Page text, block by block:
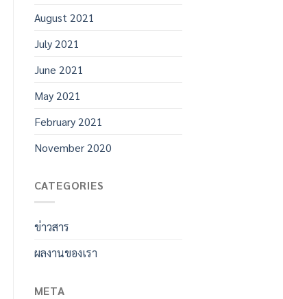
August 2021
July 2021
June 2021
May 2021
February 2021
November 2020
CATEGORIES
ข่าวสาร
ผลงานของเรา
META